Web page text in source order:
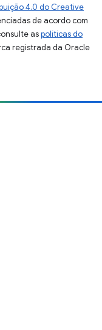
4.0 do Creative
de acordo com
aspolíticas do
registrada da Oracle